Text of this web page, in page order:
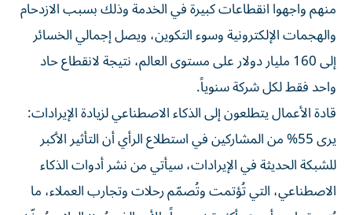
منهم واجهوا انقطاعات كبيرة في الخدمة وذلك بسبب الازدحام
والهجمات الإلكترونية وسوء التكوين، ويصل إجمالي الخسائر
إلى 160 مليار دولار على مستوى العالم، نتيجة لانقطاع حاد
واحد فقط لكل شركة سنوياً.
قادة الأعمال يتطلعون إلى الذكاء الاصطناعي لزيادة الإيرادات:
يرى 55% من المشاركين في استطلاع الرأي أن التأثير الأكبر
للشبكة الحديثة في الإيرادات، سيأتي من نشر أدوات الذكاء
الاصطناعي، التي تُؤتمت وتُصمّم رحلات وتجارب العملاء، ما